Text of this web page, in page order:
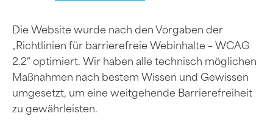
Die Website wurde nach den Vorgaben der
„Richtlinien für barrierefreie Webinhalte – WCAG
2.2“ optimiert. Wir haben alle technisch möglichen
Maßnahmen nach bestem Wissen und Gewissen
umgesetzt, um eine weitgehende Barrierefreiheit
zu gewährleisten.